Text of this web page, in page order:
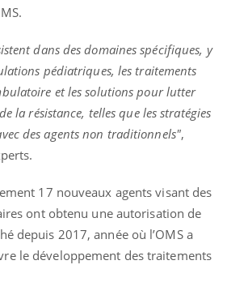
dans des domaines spécifiques, y
pédiatriques, les traitements
et les solutions pour lutter
la résistance, telles que les stratégies
des agents non traditionnels",
17 nouveaux agents visant des
ont obtenu une autorisation de
depuis 2017, année où l’OMS a
le développement des traitements